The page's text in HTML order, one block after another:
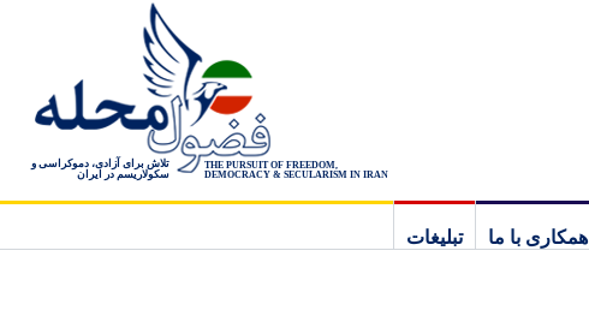
THE PURSUIT OF FREEDOM,
DEMOCRACY & SECULARISM IN IRAN
تلاش برای آزادی، دموکراسی و
سکولاریسم در ایران
همکاری با ما
تبلیغات